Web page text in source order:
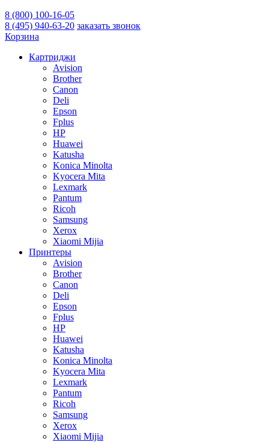
8 (800) 100-16-05
8 (495) 940-63-20 заказать звонок
Корзина
Картриджи
Avision
Brother
Canon
Deli
Epson
Fplus
HP
Huawei
Katusha
Konica Minolta
Kyocera Mita
Lexmark
Pantum
Ricoh
Samsung
Xerox
Xiaomi Mijia
Принтеры
Avision
Brother
Canon
Deli
Epson
Fplus
HP
Huawei
Katusha
Konica Minolta
Kyocera Mita
Lexmark
Pantum
Ricoh
Samsung
Xerox
Xiaomi Mijia